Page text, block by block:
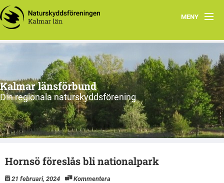
MENY
Hem
Om oss och vår förening
Styrelsen 2026
Protokoll
Natur i Kalmar län
Kalmar länsförbund
Din regionala naturskyddsförening
Hornsö föreslås bli nationalpark
21 februari, 2024 Kommentera